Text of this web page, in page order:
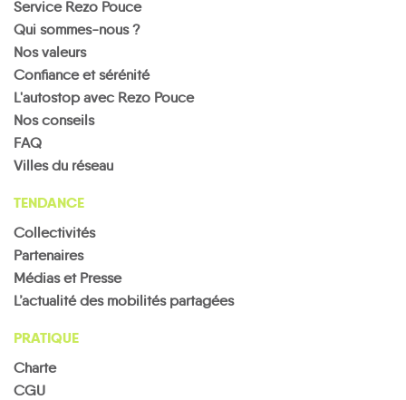
Service Rezo Pouce
Qui sommes-nous ?
Nos valeurs
Confiance et sérénité
L'autostop avec Rezo Pouce
Nos conseils
FAQ
Villes du réseau
TENDANCE
Collectivités
Partenaires
Médias et Presse
L’actualité des mobilités partagées
PRATIQUE
Charte
CGU